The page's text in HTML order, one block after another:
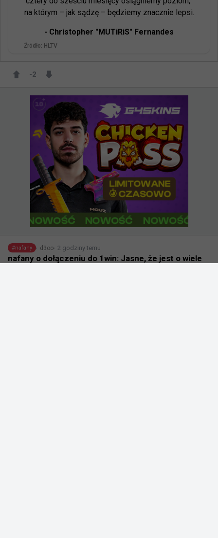
na którym – jak sądzę – będziemy znacznie lepsi.
- Christopher "MUTiRiS" Fernandes
Źródło: HLTV
-2
#nafany d3oo 2 godziny temu
nafany o dołączeniu do 1win: Jasne, że jest o wiele